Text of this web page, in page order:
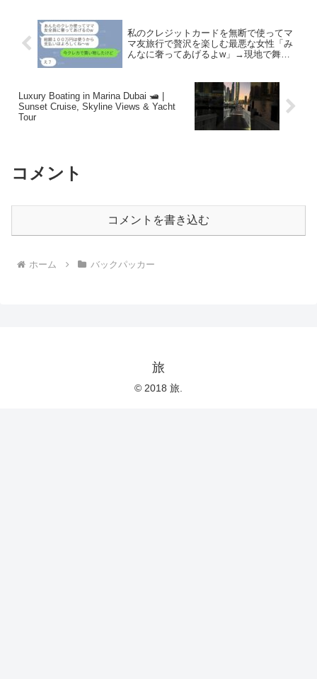
私のクレジットカードを無断で使ってマ
マ友旅行で贅沢を楽しむ最悪な女性「み
んなに奢ってあげるよw」→現地で舞い
Luxury Boating in Marina Dubai 🛥️ |
Sunset Cruise, Skyline Views & Yacht
Tour
コメント
コメントを書き込む
ホーム バックパッカー
旅
© 2018 旅.